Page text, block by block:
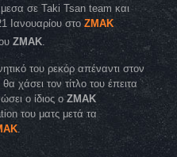
σε Taki Tsan team και
Ιανουαρίου στο ZMAK
ΖΜΑΚ.
του ρεκόρ απέναντι στον
χάσει τον τίτλο του έπειτα
ο ίδιος οZMAK
του ματς μετά τα
.